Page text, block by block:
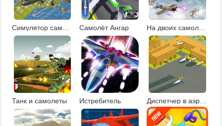
Симулятор самолёта Самолёт Ангар На двоих самолеты
Танк и самолеты Истребитель Диспетчер в аэропорту